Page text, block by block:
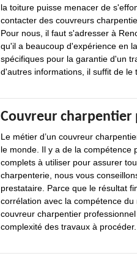
la toiture puisse menacer de
contacter des couvreurs
Pour nous, il faut s'adresser à
qu'il a beaucoup d'expérience en
spécifiques pour la garantie d'un
d'autres informations, il suffit de le
Couvreur charpentier
Le métier d’un couvreur
le monde. Il y a de la compétence
complets à utiliser pour assurer
charpenterie, nous vous
prestataire. Parce que le résultat
corrélation avec la compétence
couvreur charpentier
complexité des travaux à procéder.